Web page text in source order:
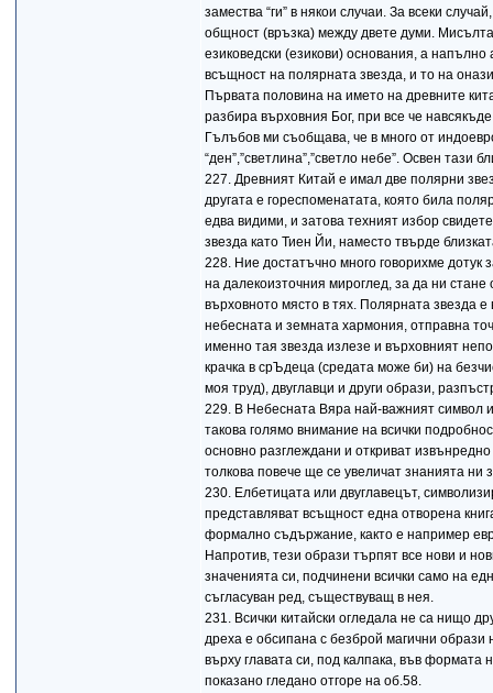
замества “ги” в някои случаи. За всеки
общност (връзка) между двете думи.
езиковедски (езикови) основания, а
всъщност на полярната звезда, и то на
Първата половина на името на древните
разбира върховния Бог, при все че
Гълъбов ми съобщава, че в много от
“ден”,”светлина”,”светло небе”. Освен
227. Древният Китай е имал две полярни
другата е гореспоменатата, която била
едва видими, и затова техният избор
звезда като Тиен Йи, наместо твърде
228. Ние достатъчно много говорихме дотук
на далекоизточния мироглед, за да ни
върховното място в тях. Полярната звезда
небесната и земната хармония, отправна
именно тая звезда излезе и върховният
крачка в срЪдеца (средата може би) на
моя труд), двуглавци и други образи,
229. В Небесната Вяра най-важният символ
такова голямо внимание на всички
основно разглеждани и откриват
толкова повече ще се увеличат знанията ни
230. Елбетицата или двуглавецът,
представляват всъщност една отворена
формално съдържание, както е например
Напротив, тези образи търпят все нови и
значенията си, подчинени всички само на
съгласуван ред, съществуващ в нея.
231. Всички китайски огледала не са нищо
дреха е обсипана с безброй магични образи
върху главата си, под калпака, във формата
показано гледано отгоре на об.58.